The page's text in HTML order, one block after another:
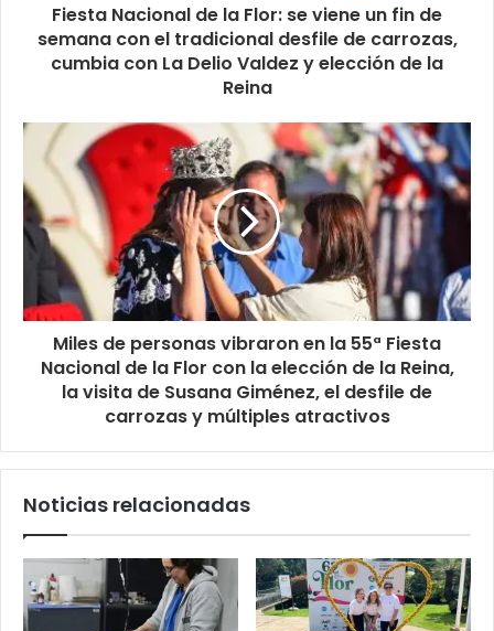
Fiesta Nacional de la Flor: se viene un fin de
semana con el tradicional desfile de carrozas,
cumbia con La Delio Valdez y elección de la
Reina
Miles de personas vibraron en la 55ª Fiesta
Nacional de la Flor con la elección de la Reina,
la visita de Susana Giménez, el desfile de
carrozas y múltiples atractivos
Noticias relacionadas